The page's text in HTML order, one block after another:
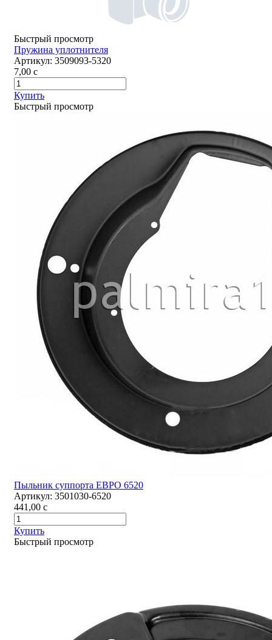
Быстрый просмотр
Пружина уплотнителя
Артикул: 3509093-5320
7,00 c
Купить
Быстрый просмотр
Пыльник суппорта ЕВРО 6520
Артикул: 3501030-6520
441,00 c
Купить
Быстрый просмотр